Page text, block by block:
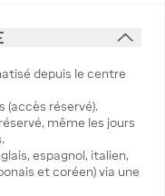
depuis le centre
(accès réservé).
même les jours
espagnol, italien,
et coréen) via une